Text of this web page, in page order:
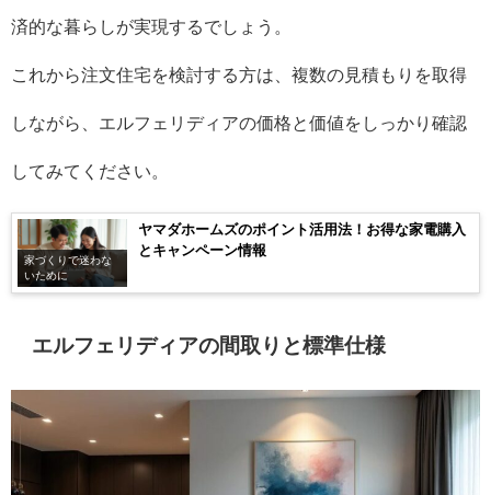
済的な暮らしが実現するでしょう。
これから注文住宅を検討する方は、複数の見積もりを取得
しながら、エルフェリディアの価格と価値をしっかり確認
してみてください。
家づくりで迷わな
いために
ヤマダホームズのポイント活用法！お得な家電購入
とキャンペーン情報
エルフェリディアの間取りと標準仕様